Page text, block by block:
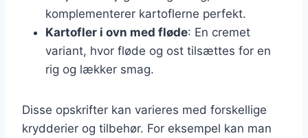
komplementerer kartoflerne perfekt.
Kartofler i ovn med fløde: En cremet
variant, hvor fløde og ost tilsættes for en
rig og lækker smag.
Disse opskrifter kan varieres med forskellige
krydderier og tilbehør. For eksempel kan man